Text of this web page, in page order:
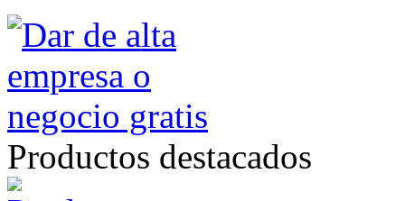
Productos destacados